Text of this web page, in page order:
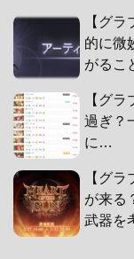
【グ
的に微
がるこ
【グ
過ぎ？
に…
【グ
が来る
武器を